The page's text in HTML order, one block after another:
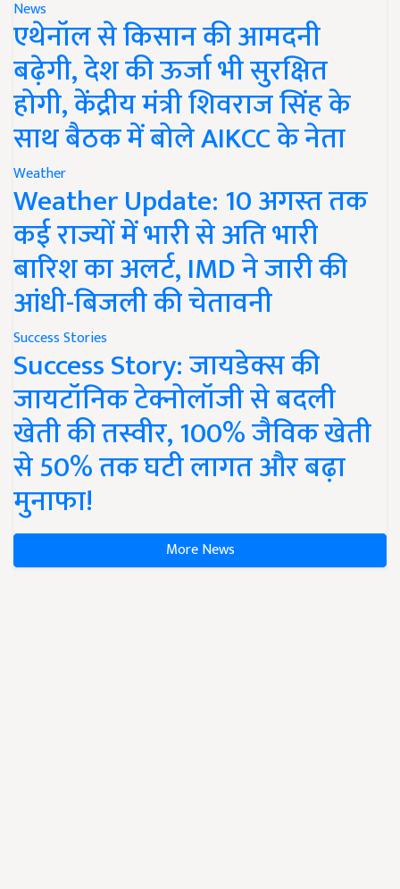
News
एथेनॉल से किसान की आमदनी
बढ़ेगी, देश की ऊर्जा भी सुरक्षित
होगी, केंद्रीय मंत्री शिवराज सिंह के
साथ बैठक में बोले AIKCC के नेता
Weather
Weather Update: 10 अगस्त तक
कई राज्यों में भारी से अति भारी
बारिश का अलर्ट, IMD ने जारी की
आंधी-बिजली की चेतावनी
Success Stories
Success Story: जायडेक्स की
जायटॉनिक टेक्नोलॉजी से बदली
खेती की तस्वीर, 100% जैविक खेती
से 50% तक घटी लागत और बढ़ा
मुनाफा!
More News